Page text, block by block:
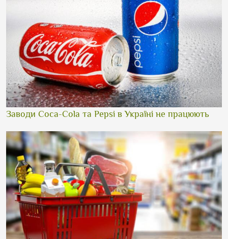
Заводи Coca-Cola та Pepsi в Україні не працюють